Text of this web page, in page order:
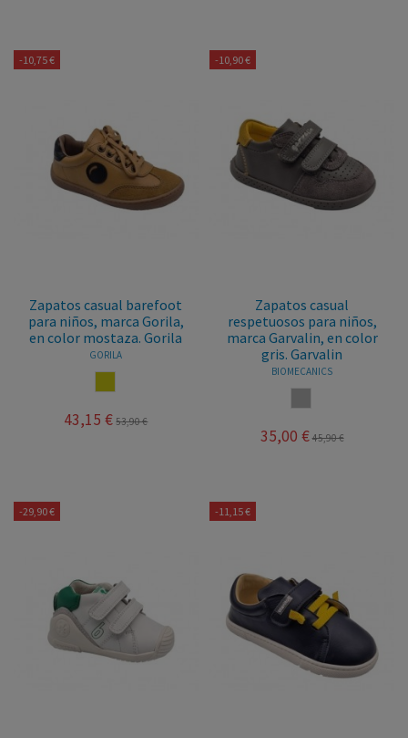
-10,75 €
Zapatos casual barefoot
para niños, marca Gorila,
en color mostaza. Gorila
GORILA
43,15 € 53,90 €
-10,90 €
Zapatos casual
respetuosos para niños,
marca Garvalin, en color
gris. Garvalin
BIOMECANICS
35,00 € 45,90 €
-29,90 € -11,15 €